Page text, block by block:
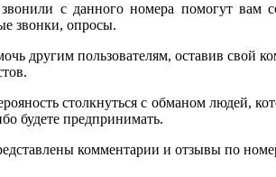
с данного номера помогут вам
звонки, опросы.
другим пользователям, оставив свой
столкнуться с обманом людей,
будете предпринимать.
комментарии и отзывы по